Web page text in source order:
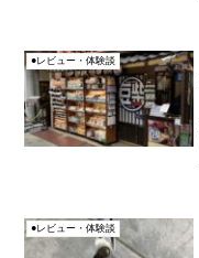
●レビュー・体験談
●レビュー・体験談